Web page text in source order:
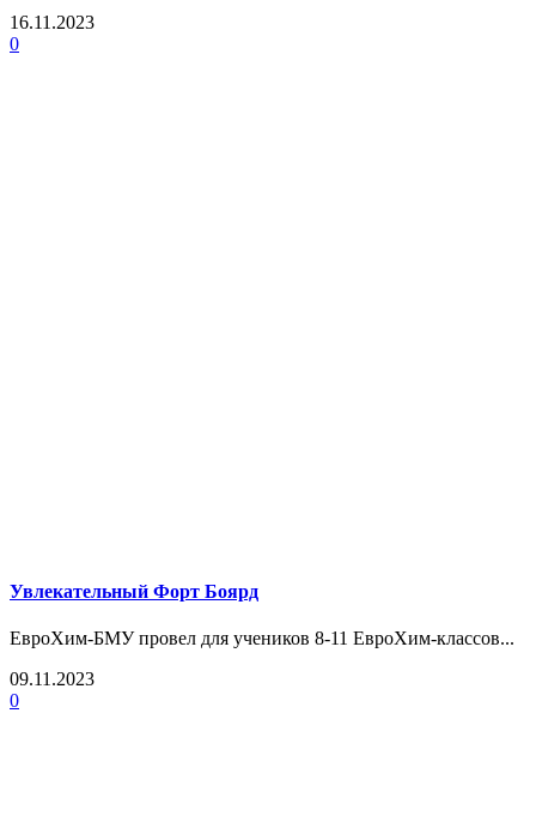
16.11.2023
0
Увлекательный Форт Боярд
ЕвроХим-БМУ провел для учеников 8-11 ЕвроХим-классов...
09.11.2023
0